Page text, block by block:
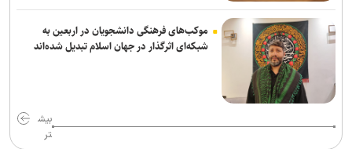
موکب‌های فرهنگی دانشجویان در اربعین به
شبکه‌ای اثرگذار در جهان اسلام تبدیل شده‌اند
بیش
تر